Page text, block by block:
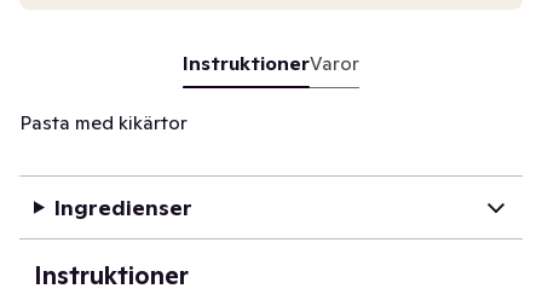
InstruktionerVaror
Pasta med kikärtor
Ingredienser
Instruktioner